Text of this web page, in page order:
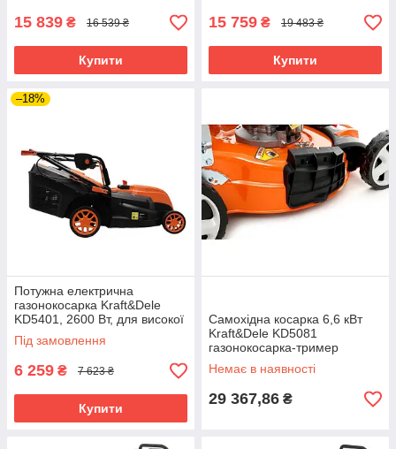
15 839 ₴ 16 539 ₴
Купити
15 759 ₴ 19 483 ₴
Купити
–18%
Потужна електрична
газонокосарка Kraft&Dele
KD5401, 2600 Вт, для високої
трави, 220В,25–80 мм
Під замовлення
6 259 ₴ 7 623 ₴
Купити
Самохідна косарка 6,6 кВт
Kraft&Dele KD5081
газонокосарка-тример
бензинова
Немає в наявності
29 367,86 ₴